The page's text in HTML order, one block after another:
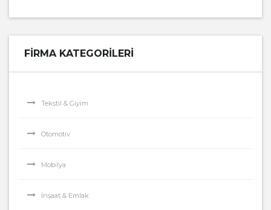
FIRMA KATEGORILERI
Tekstil & Giyim
Otomotiv
Mobilya
İnşaat & Emlak